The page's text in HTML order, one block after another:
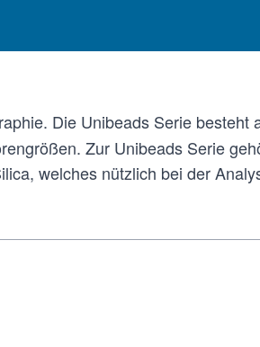
Die Unibeads Serie besteht
Zur Unibeads Serie
welches nützlich bei der